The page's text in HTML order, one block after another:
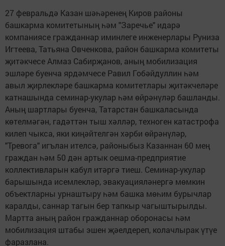
27 февральдә Казан шәһәренең Киров районы
башкарма комитетының һәм "Заречье" идарә
компаниясе гражданнар иминлеге инженерлары Руниза
Игтеева, Татьяна Овченкова, район башкарма комитеты
җитәкчесе Алмаз Сабирҗанов, аның мобилизация
эшләре буенча ярдәмчесе Равил Гобәйдуллин һәм
авыл җирлекләре башкарма комитетлары җитәкчеләре
катнашында семинар-укулар һәм өйрәнүләр башланды.
Аның шартлары буенча, Татарстан башкаласында
көтелмәгән, гадәттән тыш хәлләр, техноген катастрофа
килеп чыкса, яки киңәйтелгән хәрби өйрәнүләр,
"Тревога" игълан ителсә, районыбыз Казаннан 60 мең
граждан һәм 50 дән артык оешма-предприятие
коллективларын кабул итәргә тиеш. Семинар-укулар
барышында исемлекләр, эвакуацияләнергә мөмкин
объектларны урнаштыру һәм башка мөһим бурычлар
каралды, саннар тагын бер тапкыр чагыштырылды.
Мартта аның район гражданнар оборонасы һәм
мобилизация штабы эшен җәелдереп, колачлырак үтүе
фаразлана.